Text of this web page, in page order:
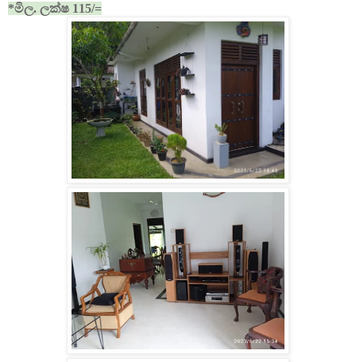
*මිල. ලක්ෂ 115/=